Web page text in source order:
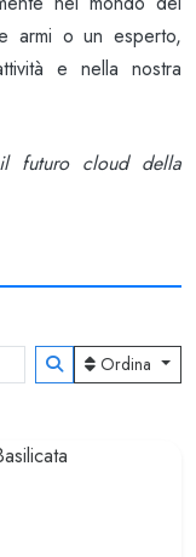
armi o un esperto,
e nella nostra
futuro cloud della
Ordina